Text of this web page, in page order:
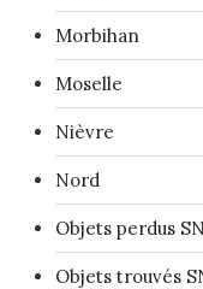
Morbihan
Moselle
Nièvre
Nord
Objets perdus
Objets trouvés